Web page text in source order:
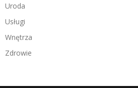
Uroda
Usługi
Wnętrza
Zdrowie